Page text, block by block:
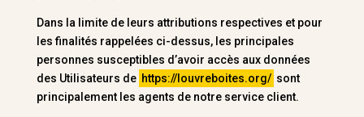
Dans la limite de leurs attributions respectives et pour
les finalités rappelées ci-dessus, les principales
personnes susceptibles d’avoir accès aux données
des Utilisateurs de https://louvreboites.org/ sont
principalement les agents de notre service client.